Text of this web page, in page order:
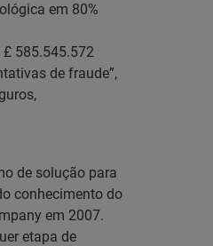
em 80%
585.545.572
de fraude”,
de solução para
conhecimento do
em 2007.
etapa de